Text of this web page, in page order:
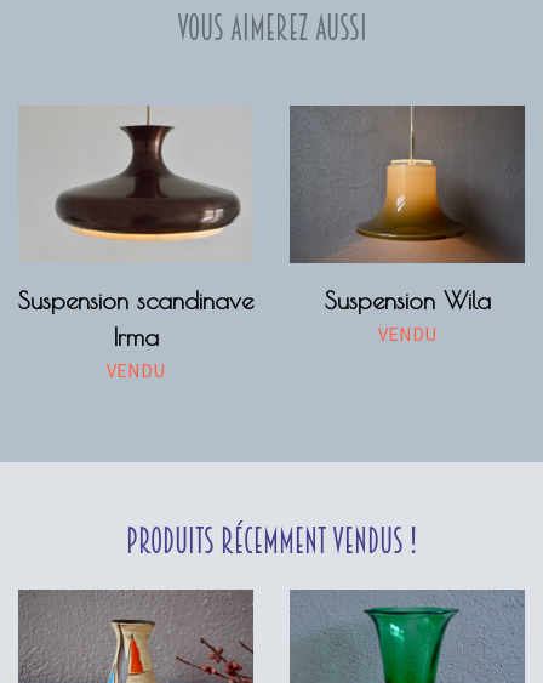
Vous aimerez aussi
Suspension scandinave
Irma
VENDU
Suspension Wila
VENDU
Produits récemment vendus !